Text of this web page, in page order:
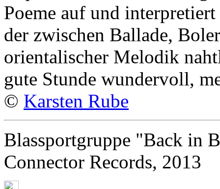
Poeme auf und
der zwischen Ballade,
orientalischer Melodik
gute Stunde wundervoll,
© Karsten Rube
Blassportgruppe "Back in
Connector Records, 2013